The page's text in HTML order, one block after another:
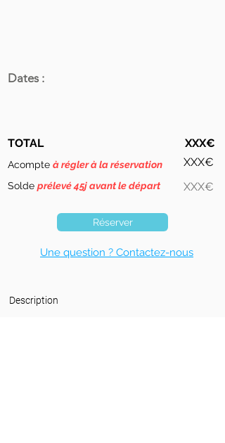
Dates :
TOTAL
Acompte à régler à la réservation
Solde prélevé 45j avant le départ
XXX€
XXX€
XXX€
Réserver
Une question ? Contactez-nous
Description